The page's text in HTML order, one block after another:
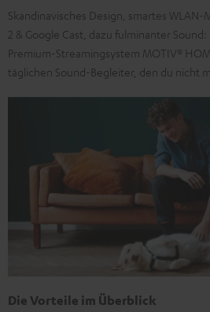
Skandinavisches Design, smartes
2 & Google Cast, dazu fulminanter
Premium-Streamingsystem MOTIV®
täglichen Sound-Begleiter, den du nicht
Die Vorteile im Überblick